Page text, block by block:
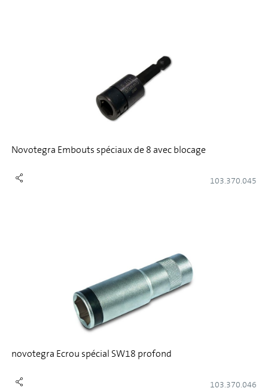
Novotegra Embouts spéciaux de 8 avec blocage
103.370.045
novotegra Ecrou spécial SW18 profond
103.370.046